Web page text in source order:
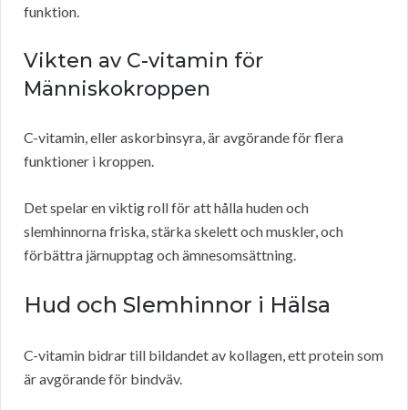
funktion.
Vikten av C-vitamin för
Människokroppen
C-vitamin, eller askorbinsyra, är avgörande för flera
funktioner i kroppen.
Det spelar en viktig roll för att hålla huden och
slemhinnorna friska, stärka skelett och muskler, och
förbättra järnupptag och ämnesomsättning.
Hud och Slemhinnor i Hälsa
C-vitamin bidrar till bildandet av kollagen, ett protein som
är avgörande för bindväv.